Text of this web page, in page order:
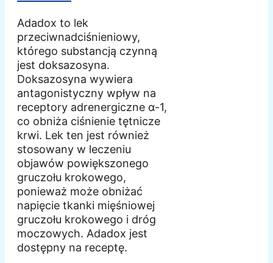
Adadox to lek
przeciwnadciśnieniowy,
którego substancją czynną
jest doksazosyna.
Doksazosyna wywiera
antagonistyczny wpływ na
receptory adrenergiczne α-1,
co obniża ciśnienie tętnicze
krwi. Lek ten jest również
stosowany w leczeniu
objawów powiększonego
gruczołu krokowego,
ponieważ może obniżać
napięcie tkanki mięśniowej
gruczołu krokowego i dróg
moczowych. Adadox jest
dostępny na receptę.